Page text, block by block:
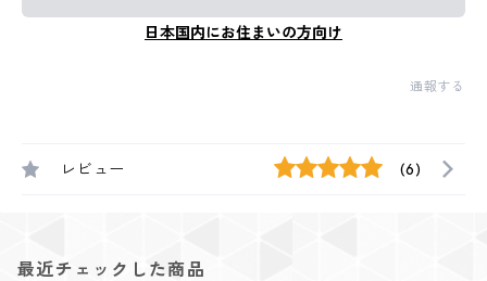
日本国内にお住まいの方向け
通報する
レビュー (6)
最近チェックした商品